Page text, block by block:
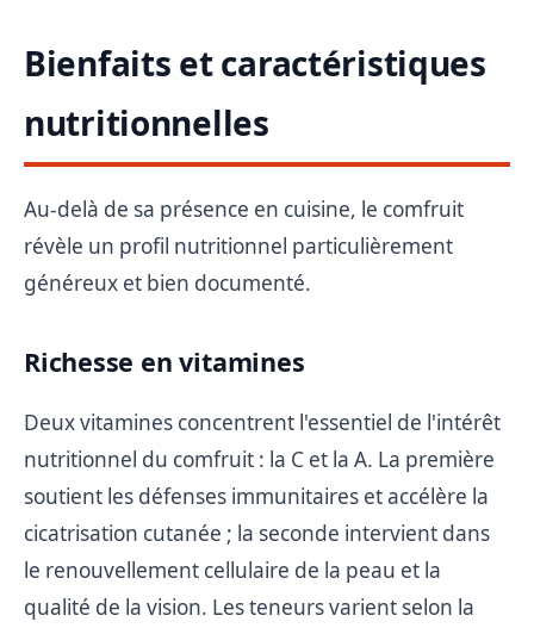
Bienfaits et caractéristiques
nutritionnelles
Au-delà de sa présence en cuisine, le comfruit
révèle un profil nutritionnel particulièrement
généreux et bien documenté.
Richesse en vitamines
Deux vitamines concentrent l'essentiel de l'intérêt
nutritionnel du comfruit : la C et la A. La première
soutient les défenses immunitaires et accélère la
cicatrisation cutanée ; la seconde intervient dans
le renouvellement cellulaire de la peau et la
qualité de la vision. Les teneurs varient selon la